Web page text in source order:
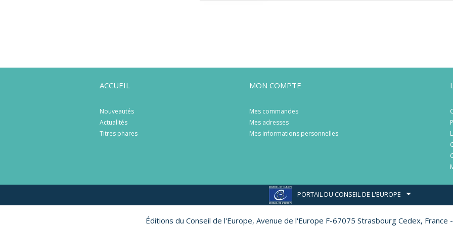
ACCUEIL
Nouveautés
Actualités
Titres phares
MON COMPTE
Mes commandes
Mes adresses
Mes informations personnelles
PORTAIL DU CONSEIL DE L'EUROPE
Éditions du Conseil de l'Europe, Avenue de l'Europe F-67075 Strasbourg Cedex, France